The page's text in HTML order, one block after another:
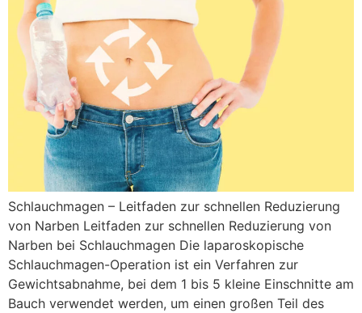
Schlauchmagen – Leitfaden zur schnellen Reduzierung
von Narben Leitfaden zur schnellen Reduzierung von
Narben bei Schlauchmagen Die laparoskopische
Schlauchmagen-Operation ist ein Verfahren zur
Gewichtsabnahme, bei dem 1 bis 5 kleine Einschnitte am
Bauch verwendet werden, um einen großen Teil des